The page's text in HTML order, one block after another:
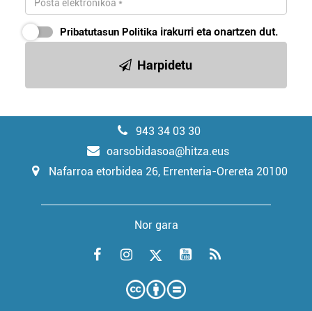
Pribatutasun Politika irakurri eta onartzen dut.
Harpidetu
943 34 03 30
oarsobidasoa@hitza.eus
Nafarroa etorbidea 26, Errenteria-Orereta 20100
Nor gara